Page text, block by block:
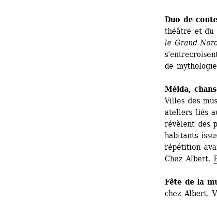
Duo de
théâtre et du
le Grand
de
Méida,
Villes des
ateliers liés
révèlent des
habitants
répétition
Chez Albert.
Fête de la
chez Albert.